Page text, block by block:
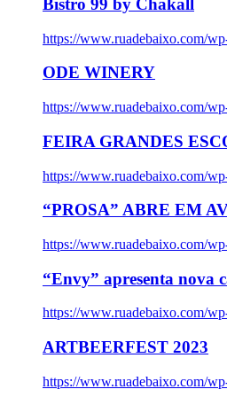
Bistro 99 by Chakall
https://www.ruadebaixo.com/
ODE WINERY
https://www.ruadebaixo.com/
FEIRA GRANDES
https://www.ruadebaixo.com/
“PROSA” ABRE EM
https://www.ruadebaixo.com/
“Envy” apresenta nova
https://www.ruadebaixo.com/
ARTBEERFEST 2023
https://www.ruadebaixo.com/